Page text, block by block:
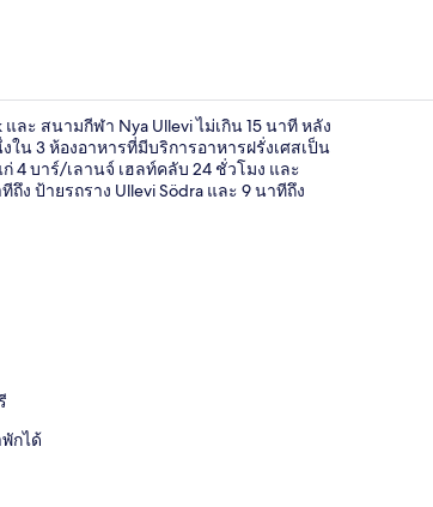
3 ห้องอาหาร, บริการ
ละ สนามกีฬา Nya Ullevi ไม่เกิน 15 นาที หลัง
น 3 ห้องอาหารที่มีบริการอาหารฝรั่งเศสเป็น
4 บาร์/เลานจ์ เฮลท์คลับ 24 ชั่วโมง และ
ป้ายรถราง Ullevi Södra และ 9 นาทีถึง
พักได้